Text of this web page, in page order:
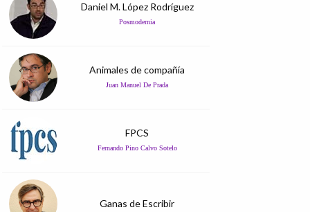
Daniel M. López Rodríguez
Posmodernia
Animales de compañía
Juan Manuel De Prada
FPCS
Fernando Pino Calvo Sotelo
Ganas de Escribir